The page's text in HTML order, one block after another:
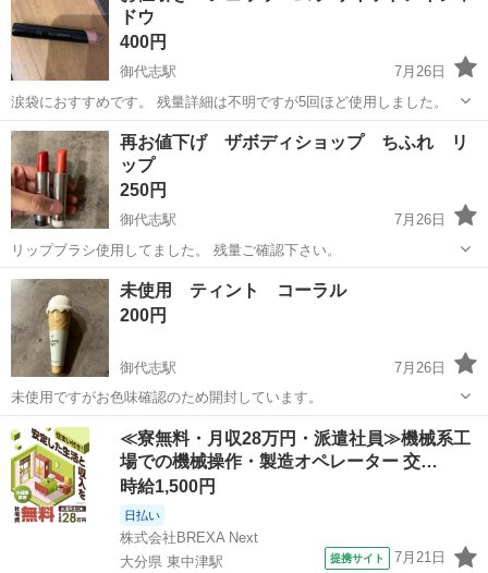
ドウ
400円
御代志駅
7月26日
涙袋におすすめです。 残量詳細は不明ですが5回ほど使用しました。
熊本 合志市 御代志駅 コスメ/ヘルスケア
再お値下げ ザボディショップ ちふれ リ
ップ
250円
御代志駅
7月26日
リップブラシ使用してました。 残量ご確認下さい。
熊本 合志市 御代志駅 コスメ/ヘルスケア
未使用 ティント コーラル
200円
御代志駅
7月26日
未使用ですがお色味確認のため開封しています。
熊本 合志市 御代志駅 化粧品
≪寮無料・月収28万円・派遣社員≫機械系工
場での機械操作・製造オペレーター 交…
時給1,500円
日払い
株式会社BREXA Next
大分県 東中津駅
提携サイト 7月21日